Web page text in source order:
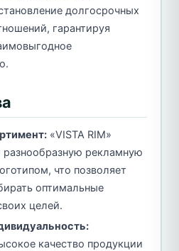
долгосрочных
гарантируя
«VISTA RIM»
разнообразную рекламную
что позволяет
оптимальные
целей.
качество продукции